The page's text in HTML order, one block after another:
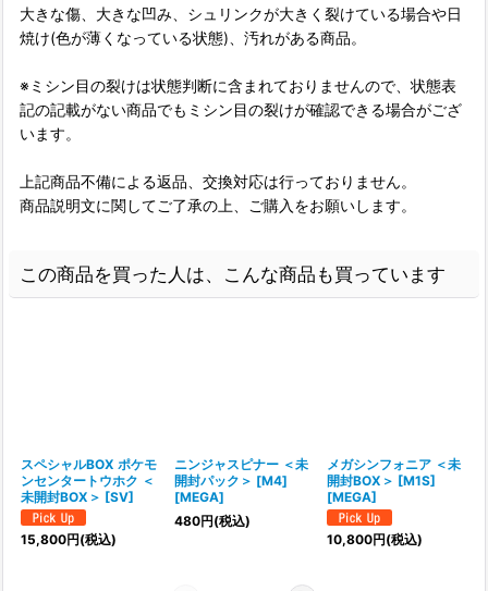
大きな傷、大きな凹み、シュリンクが大きく裂けている場合や日
焼け(色が薄くなっている状態)、汚れがある商品。
※ミシン目の裂けは状態判断に含まれておりませんので、状態表
記の記載がない商品でもミシン目の裂けが確認できる場合がござ
います。
上記商品不備による返品、交換対応は行っておりません。
商品説明文に関してご了承の上、ご購入をお願いします。
この商品を買った人は、こんな商品も買っています
スペシャルBOX ポケモ
ンセンタートウホク ＜
未開封BOX＞ [SV]
15,800円(税込)
ニンジャスピナー ＜未
開封パック＞ [M4]
[MEGA]
480円(税込)
メガシンフォニア ＜未
開封BOX＞ [M1S]
[MEGA]
10,800円(税込)